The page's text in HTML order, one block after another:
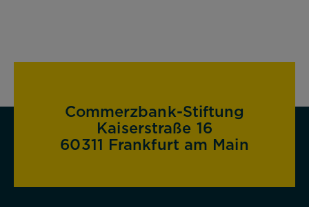
Commerzbank-Stiftung
Kaiserstraße 16
60311 Frankfurt am Main